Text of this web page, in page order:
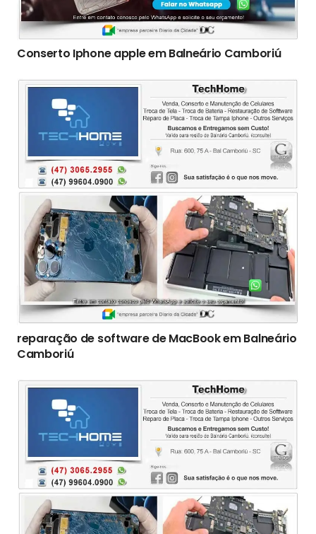
Conserto Iphone apple em Balneário Camboriú
reparação de software de MacBook em Balneário
Camboriú